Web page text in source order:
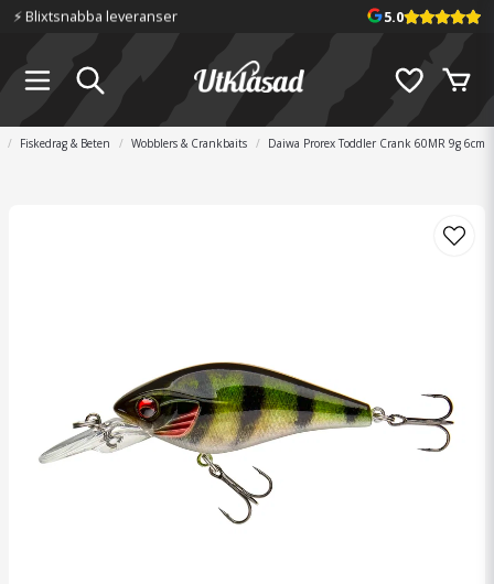
⚡️ Blixtsnabba leveranser 5.0
Fiskedrag & Beten Wobblers & Crankbaits Daiwa Prorex Toddler Crank 60MR 9g 6cm